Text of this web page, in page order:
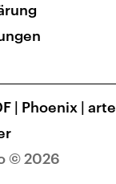
© 2026
| Phoenix | arte